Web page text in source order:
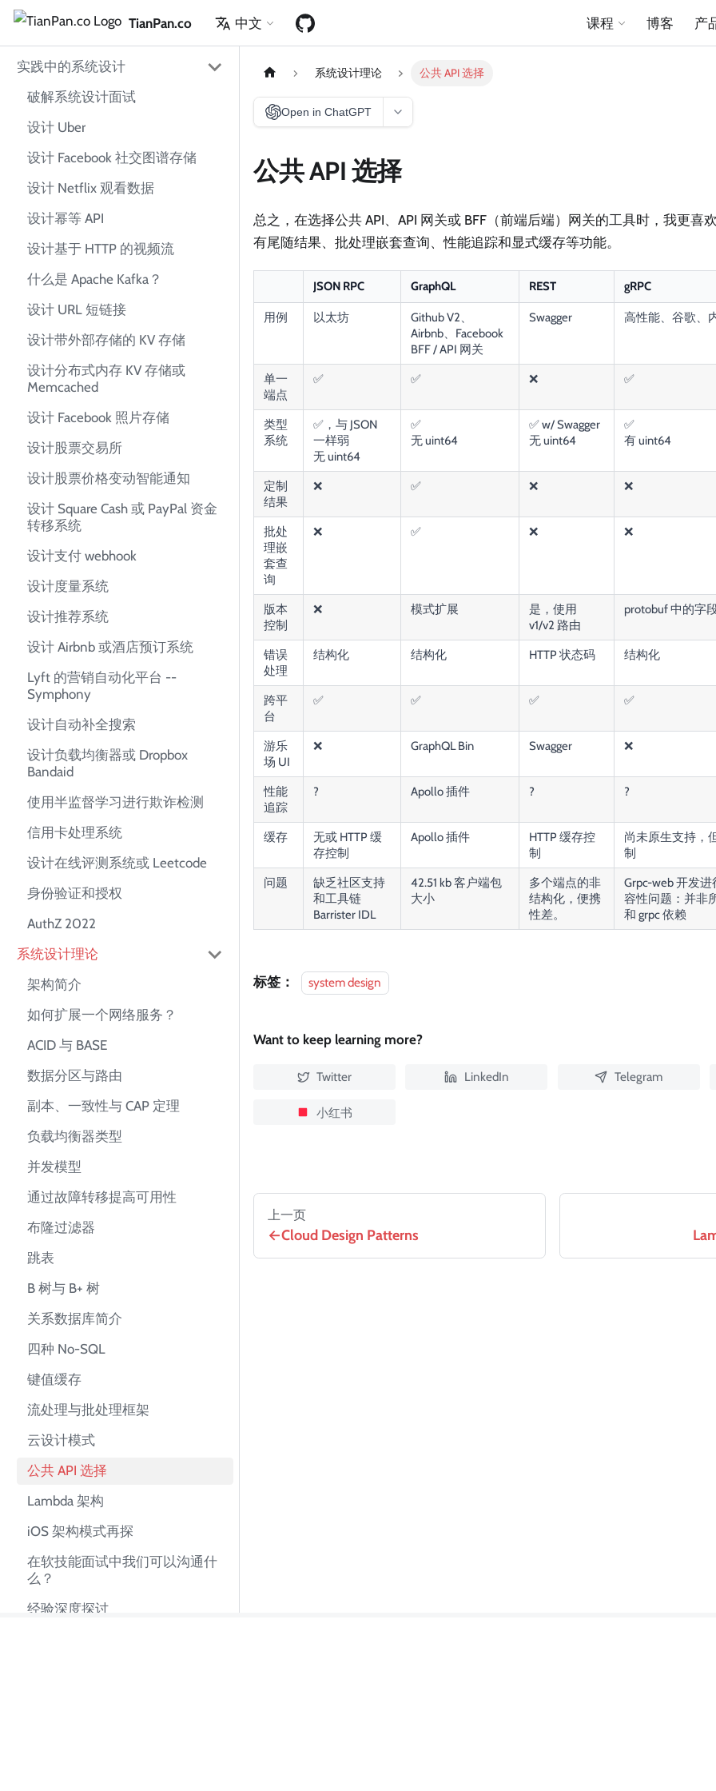
TianPan.co 中文 课程 博客 产
实践中的系统设计
破解系统设计面试
设计 Uber
设计 Facebook 社交图谱存储
设计 Netflix 观看数据
设计幂等 API
设计基于 HTTP 的视频流
什么是 Apache Kafka？
设计 URL 短链接
设计带外部存储的 KV 存储
设计分布式内存 KV 存储或
Memcached
设计 Facebook 照片存储
设计股票交易所
设计股票价格变动智能通知
设计 Square Cash 或 PayPal 资金
转移系统
设计支付 webhook
设计度量系统
设计推荐系统
设计 Airbnb 或酒店预订系统
Lyft 的营销自动化平台 --
Symphony
设计自动补全搜索
设计负载均衡器或 Dropbox
Bandaid
使用半监督学习进行欺诈检测
信用卡处理系统
设计在线评测系统或 Leetcode
身份验证和授权
AuthZ 2022
系统设计理论
架构简介
如何扩展一个网络服务？
ACID 与 BASE
数据分区与路由
副本、一致性与 CAP 定理
负载均衡器类型
并发模型
通过故障转移提高可用性
布隆过滤器
跳表
B 树与 B+ 树
关系数据库简介
四种 No-SQL
键值缓存
流处理与批处理框架
云设计模式
公共 API 选择
Lambda 架构
iOS 架构模式再探
在软技能面试中我们可以沟通什
么？
经验深度探讨
系统设计理论 公共 API 选择
Open in ChatGPT
公共 API 选择
总之，在选择公共 API、API 网关或 BFF（前端后端）网关的工具时，我更喜
有尾随结果、批处理嵌套查询、性能追踪和显式缓存等功能。
JSON RPC GraphQL REST gRPC
用例 以太坊
Github V2、
Airbnb、Facebook
BFF / API 网关
Swagger 高性能、谷歌、
单一
端点
✅ ✅ ❌ ✅
类型
系统
✅，与 JSON
一样弱
无 uint64
✅
无 uint64
✅ w/ Swagger
无 uint64
✅
有 uint64
定制
结果
❌ ✅ ❌ ❌
批处
理嵌
套查
询
❌ ✅ ❌ ❌
版本
控制
❌ 模式扩展
是，使用
v1/v2 路由
protobuf 中的字
错误
处理
结构化 结构化 HTTP 状态码 结构化
跨平
台
✅ ✅ ✅ ✅
游乐
场 UI
❌ GraphQL Bin Swagger ❌
性能
追踪
? Apollo 插件 ? ?
缓存
无或 HTTP 缓
存控制
Apollo 插件
HTTP 缓存控
制
尚未原生支持，
制
问题
缺乏社区支持
和工具链
Barrister IDL
42.51 kb 客户端包
大小
多个端点的非
结构化，便携
性差。
Grpc-web 开发进
容性问题：并非
和 grpc 依赖
标签： system design
Want to keep learning more?
Twitter LinkedIn Telegram
小红书
上一页
Cloud Design Patterns